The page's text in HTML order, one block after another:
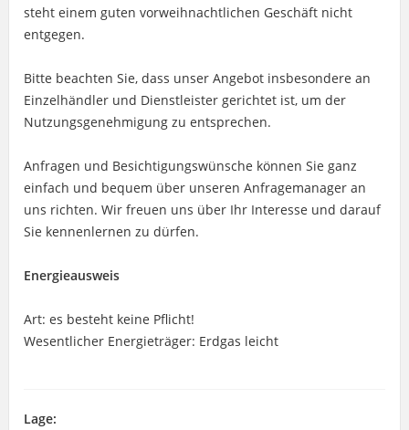
steht einem guten vorweihnachtlichen Geschäft nicht
entgegen.
Bitte beachten Sie, dass unser Angebot insbesondere an
Einzelhändler und Dienstleister gerichtet ist, um der
Nutzungsgenehmigung zu entsprechen.
Anfragen und Besichtigungswünsche können Sie ganz
einfach und bequem über unseren Anfragemanager an
uns richten. Wir freuen uns über Ihr Interesse und darauf
Sie kennenlernen zu dürfen.
Energieausweis
Art: es besteht keine Pflicht!
Wesentlicher Energieträger: Erdgas leicht
Lage: